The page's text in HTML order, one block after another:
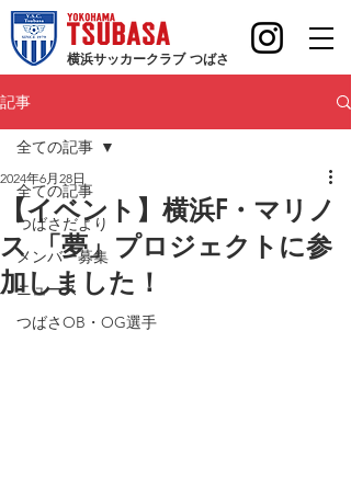
横浜サッカークラブ つばさ
記事
全ての記事
つばさだより
メンバー募集
ニュース
つばさOB・OG選手
全ての記事
【イベント】横浜F・マリノ
ス 「夢」プロジェクトに参
加しました！
2024年6月28日